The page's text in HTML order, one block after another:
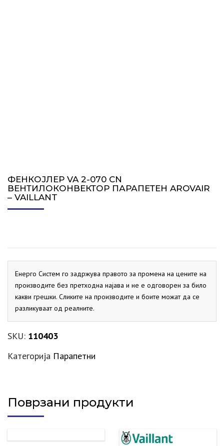
ФЕНКОЈЛЕР VA 2-070 CN
ВЕНТИЛОКОНВЕКТОР ПАРАПЕТЕН AROVAIR
– VAILLANT
Енерго Систем го задржува правото за промена на цените на
производите без претходна најава и не е одговорен за било
какви грешки. Сликите на производите и боите можат да се
разликуваат од реалните.
SKU: 110403
Категорија Парапетни
Поврзани продукти